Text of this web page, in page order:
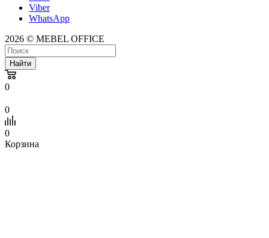
Viber
WhatsApp
2026 © MEBEL OFFICE
Найти
0
0
0
Корзина